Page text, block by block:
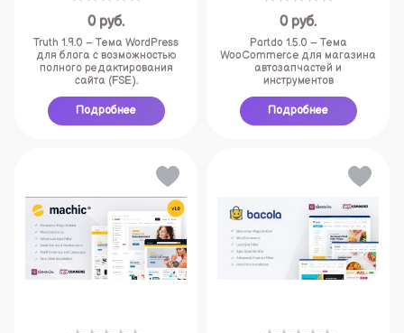
0 руб.
Truth 1.9.0 – Тема WordPress
для блога с возможностью
полного редактирования
сайта (FSE).
Подробнее
0 руб.
Partdo 1.5.0 – Тема
WooCommerce для магазина
автозапчастей и
инструментов
Подробнее